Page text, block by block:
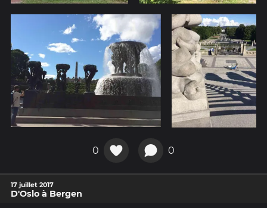
0 0
17 juillet 2017
D'Oslo à Bergen